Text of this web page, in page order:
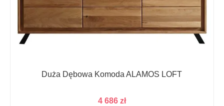
Duża Dębowa Komoda ALAMOS LOFT
4 686 zł